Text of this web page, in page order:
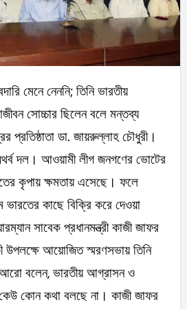
সোচ্চার ছিলেন বলে মন্তব্য
প্রতিষ্ঠাতা ডা. জায়রুল্লাহ চৌধুরী।
দল। আওয়ামী লীগ জনগণের ভোটের
কৃপায় ক্ষমতায় এসেছে। ফলে
কাছে বিক্রি করে দেওয়া
সাবেক প্রধানমন্ত্রী কাজী জাফর
উপলক্ষে আয়োজিত স্মরণসভায় তিনি
বলেন, ভারতীয় আগ্রাসন ও
কোন কথা বলছে না। কাজী জাফর